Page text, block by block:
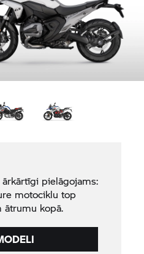
pielāgojams:
motociklu top
ātrumu kopā.